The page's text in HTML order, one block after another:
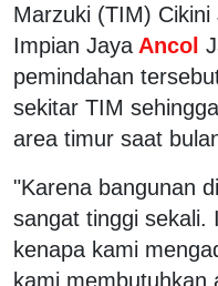
Marzuki (TIM)
Impian Jaya Ancol
pemindahan
sekitar TIM
area timur saat
"Karena bangunan
sangat tinggi sekali.
kenapa kami
kami membutuhkan